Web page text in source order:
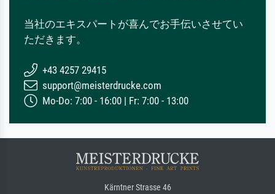
当社のエキスパートが喜んでお手伝いさせてい
ただきます。
+43 4257 29415
support@meisterdrucke.com
Mo-Do: 7:00 - 16:00 | Fr: 7:00 - 13:00
Kärntner Strasse 46